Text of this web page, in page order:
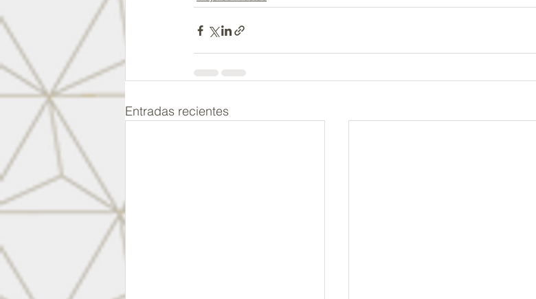
Entradas recientes